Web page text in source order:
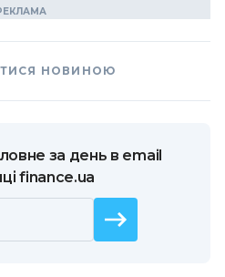
НОВИНОЮ
за день в email
finance.ua